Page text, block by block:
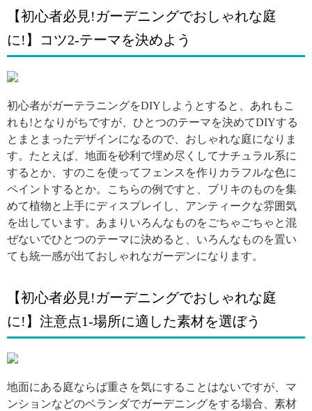
【初心者必見!ガーデニングでおしゃれな庭
に!】コツ2-テーマを決めよう
初心者がガーテラニングをDIYしようとすると、あれもこ
れも!となりがちですが、ひとつのテーマを決めてDIYする
とまとまったデザインになるので、おしゃれな庭になりま
す。たとえば、地面を砂利で埋め尽くしてナチュラル系に
するとか、すのこを使ってフェンスを作りカラフルな色に
ペイントするとか。こちらの例ですと、ブリキのものを集
めて植物と上手にディスプレイし、アンティークな雰囲気
を出しています。あまりいろんなものをごちゃごちゃと混
ぜないでひとつのテーマに決めると、いろんなものを置い
ても統一感が出ておしゃれなガーデンになります。
【初心者必見!ガーデニングでおしゃれな庭
に!】注意点1-場所に適した素材を選ぼう
引用: https://img2.bellemaison.jp/product/pic_b/4412013H/D35076pb01_44113H.jpg
地面にある庭ならば重さを気にすることはないですが、マ
ンションなどのベランダでガーデニングをする場合、素材